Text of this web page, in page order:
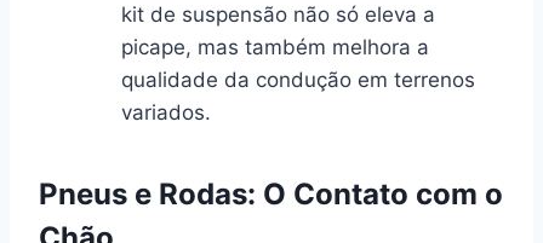
kit de suspensão não só eleva a
picape, mas também melhora a
qualidade da condução em terrenos
variados.
Pneus e Rodas: O Contato com o